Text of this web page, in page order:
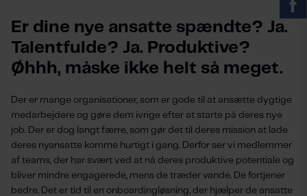
Er dine nye ansatte spændte? Ja.
Talentfulde? Ja. Produktive?
Øhhh, måske ikke helt så meget.
Der er mange organisationer, som er gode til at ansætte dygtige
medarbejdere og gøre dem ivrige efter at starte på deres nye
job. Der er dog langt færre, som gør det til deres mission at lade
deres nyansatte komme hurtigt i gang. Derfor ser vi medlemmer
af teams, der har svært ved at nå deres produktive potentiale og
bliver mindre engagerede, mens de træder vande. De fortjener
bedre. Det er tid til en onboardingløsning, der hjælper de ansatte